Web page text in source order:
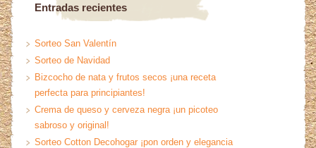
Entradas recientes
Sorteo San Valentín
Sorteo de Navidad
Bizcocho de nata y frutos secos ¡una receta
perfecta para principiantes!
Crema de queso y cerveza negra ¡un picoteo
sabroso y original!
Sorteo Cotton Decohogar ¡pon orden y elegancia